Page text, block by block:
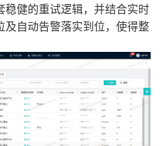
健的重试逻辑，并结合实时
及自动告警落实到位，使得整